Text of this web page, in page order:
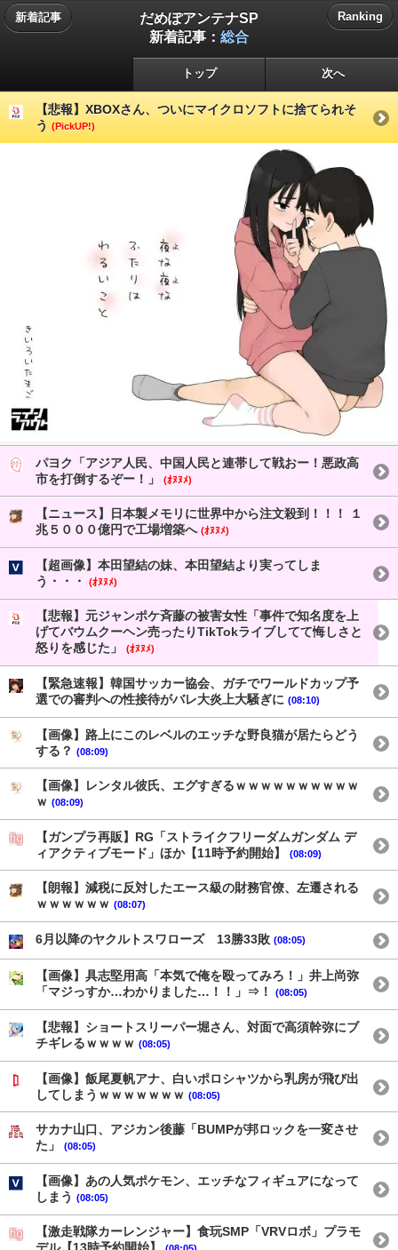
新着記事
だめぽアンテナSP
新着記事： 総合
Ranking
トップ 次へ
【悲報】XBOXさん、ついにマイクロソフトに捨てられそ
う (PickUP!)
パヨク「アジア人民、中国人民と連帯して戦おー！悪政高
市を打倒するぞー！」
(ｵﾇﾇﾒ)
【ニュース】日本製メモリに世界中から注文殺到！！！ １
兆５０００億円で工場増築へ (ｵﾇﾇﾒ)
【超画像】本田望結の妹、本田望結より実ってしま
う・・・
(ｵﾇﾇﾒ)
【悲報】元ジャンポケ斉藤の被害女性「事件で知名度を上
げてバウムクーヘン売ったりTikTokライブしてて悔しさと
怒りを感じた」
(ｵﾇﾇﾒ)
【緊急速報】韓国サッカー協会、ガチでワールドカップ予
選での審判への性接待がバレ大炎上大騒ぎに (08:10)
【画像】路上にこのレベルのエッチな野良猫が居たらどう
する？ (08:09)
【画像】レンタル彼氏、エグすぎるｗｗｗｗｗｗｗｗｗｗ
ｗ (08:09)
【ガンプラ再販】RG「ストライクフリーダムガンダム デ
ィアクティブモード」ほか【11時予約開始】
(08:09)
【朗報】減税に反対したエース級の財務官僚、左遷される
ｗｗｗｗｗｗ (08:07)
6月以降のヤクルトスワローズ 13勝33敗 (08:05)
【画像】具志堅用高「本気で俺を殴ってみろ！」井上尚弥
「マジっすか…わかりました…！！」⇒！
(08:05)
【悲報】ショートスリーパー堀さん、対面で高須幹弥にブ
チギレるｗｗｗｗ (08:05)
【画像】飯尾夏帆アナ、白いポロシャツから乳房が飛び出
してしまうｗｗｗｗｗｗｗ (08:05)
サカナ山口、アジカン後藤「BUMPが邦ロックを一変させ
た」
(08:05)
【画像】あの人気ポケモン、エッチなフィギュアになって
しまう (08:05)
【激走戦隊カーレンジャー】食玩SMP「VRVロボ」プラモ